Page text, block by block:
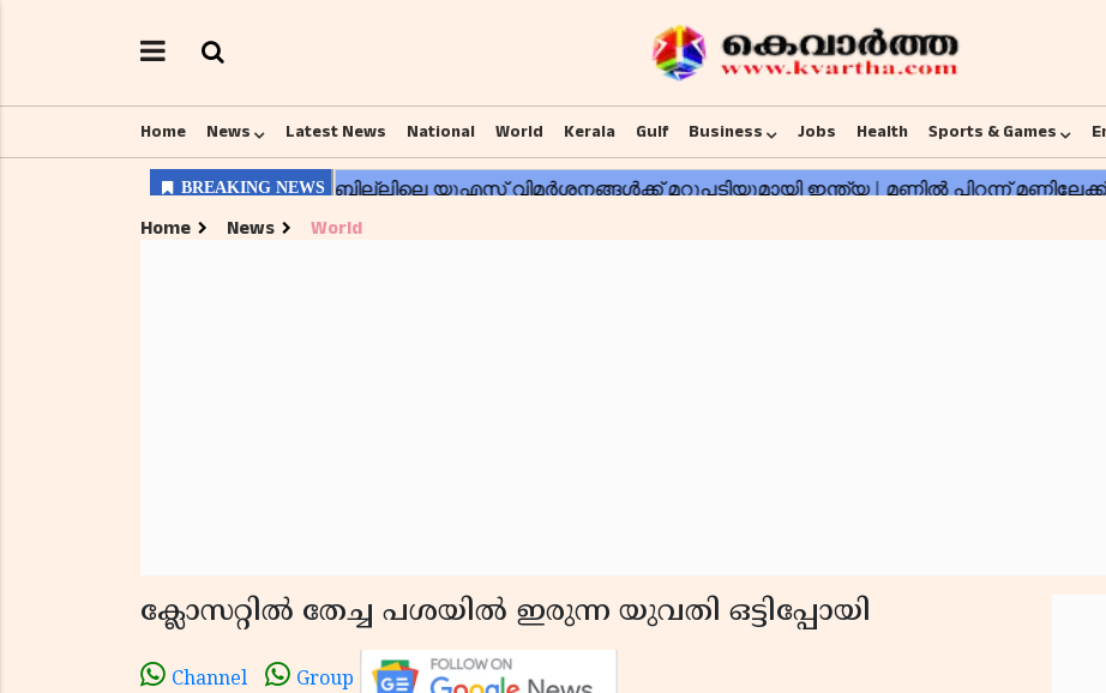
Home News Latest News National World Kerala Gulf Business Jobs Health Sports & Games
Home News World
ക്ലോസറ്റില്‍ തേച്ച പശയില്‍ ഇരുന്ന യുവതി ഒട്ടിപ്പോയി
Channel Group